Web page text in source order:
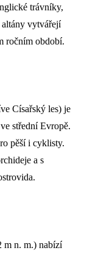
trávníky,
altány vytvářejí
ročním období.
Císařský les) je
střední Evropě.
pěší i cyklisty.
a s
m n. m.) nabízí